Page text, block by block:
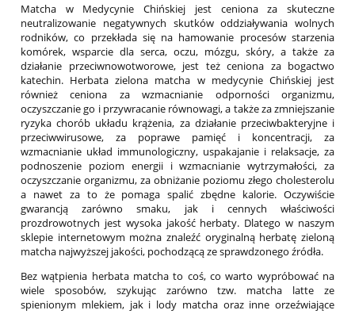
Matcha w Medycynie Chińskiej jest ceniona za skuteczne
neutralizowanie negatywnych skutków oddziaływania wolnych
rodników, co przekłada się na hamowanie procesów starzenia
komórek, wsparcie dla serca, oczu, mózgu, skóry, a także za
działanie przeciwnowotworowe, jest też ceniona za bogactwo
katechin. Herbata zielona matcha w medycynie Chińskiej jest
również ceniona za wzmacnianie odporności organizmu,
oczyszczanie go i przywracanie równowagi, a także za zmniejszanie
ryzyka chorób układu krążenia, za działanie przeciwbakteryjne i
przeciwwirusowe, za poprawe pamięć i koncentracji, za
wzmacnianie układ immunologiczny, uspakajanie i relaksacje, za
podnoszenie poziom energii i wzmacnianie wytrzymałości, za
oczyszczanie organizmu, za obniżanie poziomu złego cholesterolu
a nawet za to że pomaga spalić zbędne kalorie. Oczywiście
gwarancją zarówno smaku, jak i cennych właściwości
prozdrowotnych jest wysoka jakość herbaty. Dlatego w naszym
sklepie internetowym można znaleźć oryginalną herbatę zieloną
matcha najwyższej jakości, pochodzącą ze sprawdzonego źródła.
Bez wątpienia herbata matcha to coś, co warto wypróbować na
wiele sposobów, szykując zarówno tzw. matcha latte ze
spienionym mlekiem, jak i lody matcha oraz inne orzeźwiające